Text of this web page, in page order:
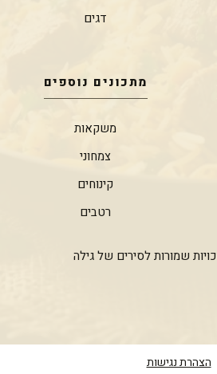
דגים
מתכונים נוספים
משקאות
צמחוני
קינוחים
רטבים
הצהרת נגישות